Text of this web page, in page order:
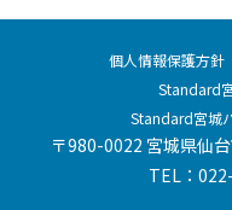
個人情報保護方針
Standard
Standard宮城
〒980-0022 宮城県仙
TEL：